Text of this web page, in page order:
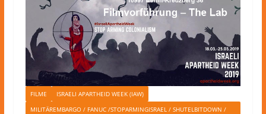
FILME
ISRAELI APARTHEID WEEK (IAW)
MILITÄREMBARGO / FANUC /STOPARMINGISRAEL / SHUTELBITDOWN /